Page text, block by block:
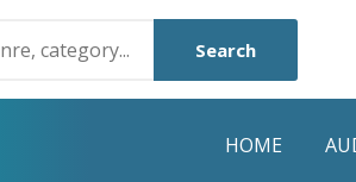
Search
HOME